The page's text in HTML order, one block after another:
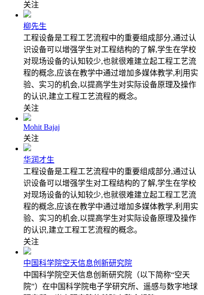
关注
柳先生
工程设备是工程工艺流程中的重要组成部分,通过认
识设备可以增强学生对工程结构的了解,学生在学校
对现场设备的认知较少,也就很难建立起工程工艺流
程的概念,应该在教学中通过增加多媒体教学,利用实
验、实习的机会,以提高学生对实际设备原理及操作
的认识,建立工程工艺流程的概念。
关注
Mohit Bajaj
关注
华润才生
工程设备是工程工艺流程中的重要组成部分,通过认
识设备可以增强学生对工程结构的了解,学生在学校
对现场设备的认知较少,也就很难建立起工程工艺流
程的概念,应该在教学中通过增加多媒体教学,利用实
验、实习的机会,以提高学生对实际设备原理及操作
的认识,建立工程工艺流程的概念。
关注
中国科学院空天信息创新研究院
中国科学院空天信息创新研究院（以下简称“空天
院”）在中国科学院电子学研究所、遥感与数字地球